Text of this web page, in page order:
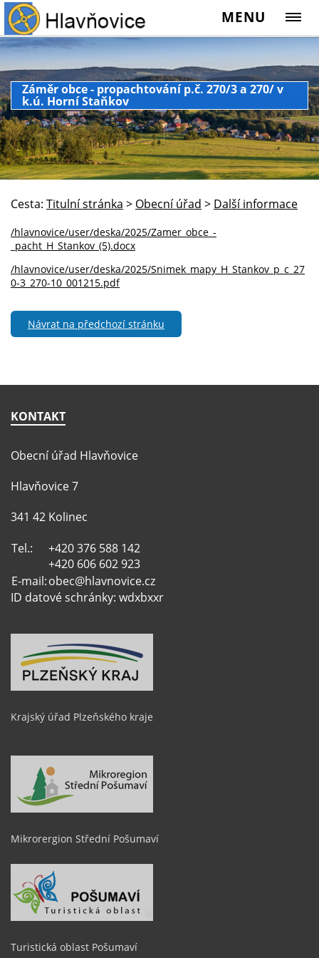
MENU
Záměr obce - propachtování p.č. 270/3 a 270/ v
k.ú. Horní Staňkov
Cesta: Titulní stránka > Obecní úřad > Další informace
/hlavnovice/user/deska/2025/Zamer_obce_-
_pacht_H_Stankov_(5).docx
/hlavnovice/user/deska/2025/Snimek_mapy_H_Stankov_p_c_27
0-3_270-10_001215.pdf
Návrat na předchozí stránku
KONTAKT
Obecní úřad Hlavňovice
Hlavňovice 7
341 42 Kolinec
Tel.:
+420 376 588 142
+420 606 602 923
E-mail:obec@hlavnovice.cz
ID datové schránky: wdxbxxr
Krajský úřad Plzeňského kraje
Mikrorergion Střední Pošumaví
Turistická oblast Pošumaví